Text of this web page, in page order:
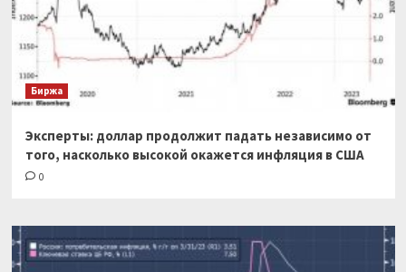
Биржа
Эксперты: доллар продолжит падать независимо от
того, насколько высокой окажется инфляция в США
0